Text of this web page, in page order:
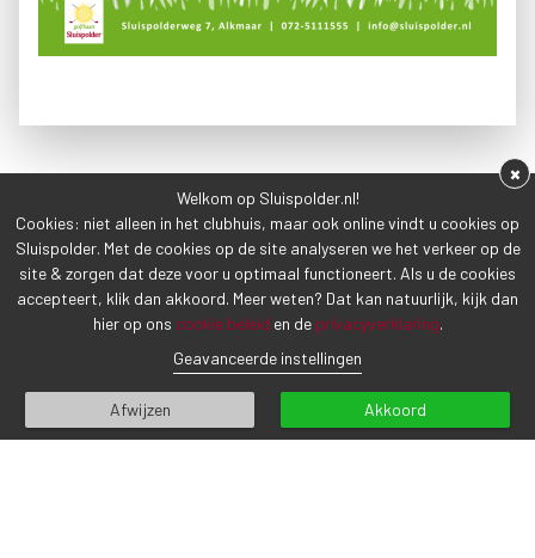
VORIG BERICHT VOLGEND BERICHT
CONTACTGEGEVENS
Sluispolderweg 7
Welkom op Sluispolder.nl!
Cookies: niet alleen in het clubhuis, maar ook online vindt u cookies op
Sluispolder. Met de cookies op de site analyseren we het verkeer op de
site & zorgen dat deze voor u optimaal functioneert. Als u de cookies
accepteert, klik dan akkoord. Meer weten? Dat kan natuurlijk, kijk dan
hier op ons cookie beleid en de privacyverklaring.
Geavanceerde instellingen
Afwijzen Akkoord
×